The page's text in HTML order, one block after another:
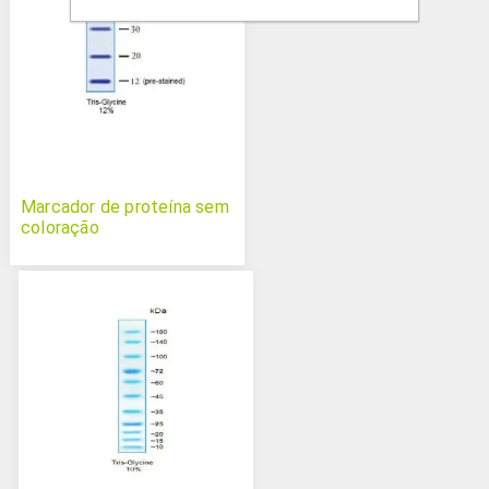
Marcador de proteína sem
coloração